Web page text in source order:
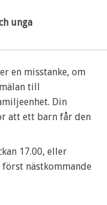
unga
en misstanke, om
till
Din
att ett barn får den
17.00, eller
först nästkommande